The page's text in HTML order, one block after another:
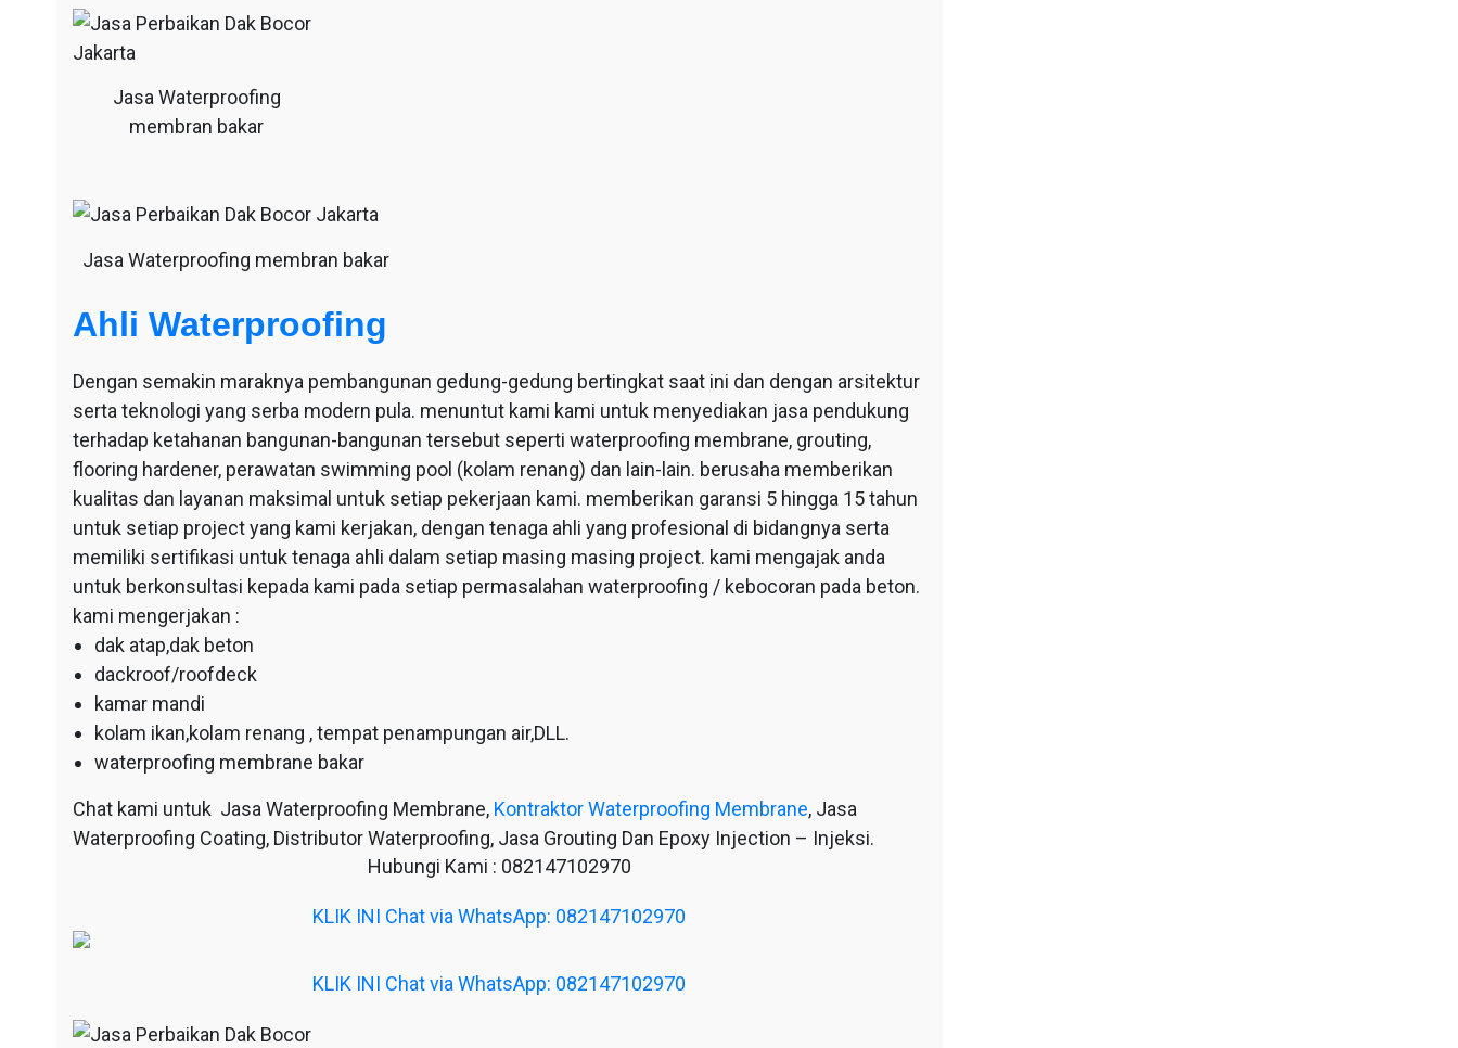
Jasa Waterproofing
membran bakar
Jasa Waterproofing membran bakar
Ahli Waterproofing
Dengan semakin maraknya pembangunan gedung-gedung bertingkat saat ini dan dengan arsitektur
serta teknologi yang serba modern pula. menuntut kami kami untuk menyediakan jasa pendukung
terhadap ketahanan bangunan-bangunan tersebut seperti waterproofing membrane, grouting,
flooring hardener, perawatan swimming pool (kolam renang) dan lain-lain. berusaha memberikan
kualitas dan layanan maksimal untuk setiap pekerjaan kami. memberikan garansi 5 hingga 15 tahun
untuk setiap project yang kami kerjakan, dengan tenaga ahli yang profesional di bidangnya serta
memiliki sertifikasi untuk tenaga ahli dalam setiap masing masing project. kami mengajak anda
untuk berkonsultasi kepada kami pada setiap permasalahan waterproofing / kebocoran pada beton.
kami mengerjakan :
dak atap,dak beton
dackroof/roofdeck
kamar mandi
kolam ikan,kolam renang , tempat penampungan air,DLL.
waterproofing membrane bakar
Chat kami untuk Jasa Waterproofing Membrane, Kontraktor Waterproofing Membrane, Jasa
Waterproofing Coating, Distributor Waterproofing, Jasa Grouting Dan Epoxy Injection – Injeksi.
Hubungi Kami : 082147102970
KLIK INI Chat via WhatsApp: 082147102970
KLIK INI Chat via WhatsApp: 082147102970